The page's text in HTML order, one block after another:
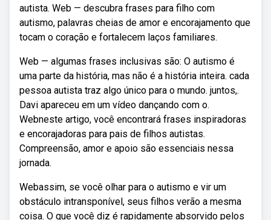
autista. Web — descubra frases para filho com
autismo, palavras cheias de amor e encorajamento que
tocam o coração e fortalecem laços familiares.
Web — algumas frases inclusivas são: O autismo é
uma parte da história, mas não é a história inteira. cada
pessoa autista traz algo único para o mundo. juntos,.
Davi apareceu em um vídeo dançando com o.
Webneste artigo, você encontrará frases inspiradoras
e encorajadoras para pais de filhos autistas.
Compreensão, amor e apoio são essenciais nessa
jornada.
Webassim, se você olhar para o autismo e vir um
obstáculo intransponível, seus filhos verão a mesma
coisa. O que você diz é rapidamente absorvido pelos